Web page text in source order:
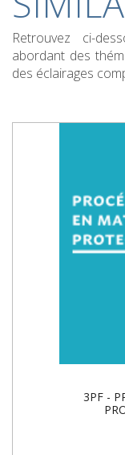
Retrouvez ci-
abordant des
des éclairages
3PF -